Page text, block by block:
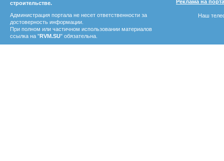
строительстве.
Администрация портала не несет ответственности за
достоверность информации.
При полном или частичном использовании материалов
ссылка на "RVM.SU" обязательна.
Реклама на
Наш